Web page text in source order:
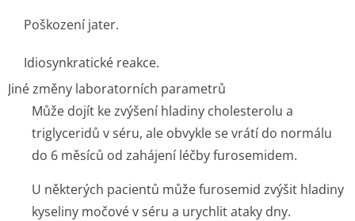
Poškození jater.
Idiosynkratické reakce.
Jiné změny laboratorních parametrů
Může dojít ke zvýšení hladiny cholesterolu a
triglyceridů v séru, ale obvykle se vrátí do normálu
do 6 měsíců od zahájení léčby furosemidem.
U některých pacientů může furosemid zvýšit hladiny
kyseliny močové v séru a urychlit ataky dny.